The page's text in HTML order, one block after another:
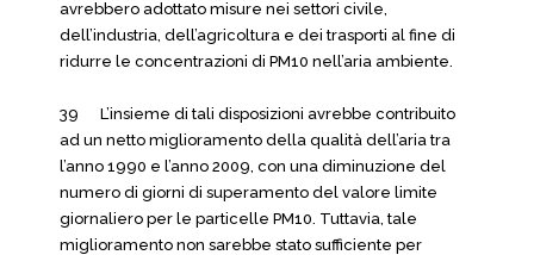
avrebbero adottato misure nei settori civile,
dell’industria, dell’agricoltura e dei trasporti al fine di
ridurre le concentrazioni di PM10 nell’aria ambiente.
39 L’insieme di tali disposizioni avrebbe contribuito
ad un netto miglioramento della qualità dell’aria tra
l’anno 1990 e l’anno 2009, con una diminuzione del
numero di giorni di superamento del valore limite
giornaliero per le particelle PM10. Tuttavia, tale
miglioramento non sarebbe stato sufficiente per